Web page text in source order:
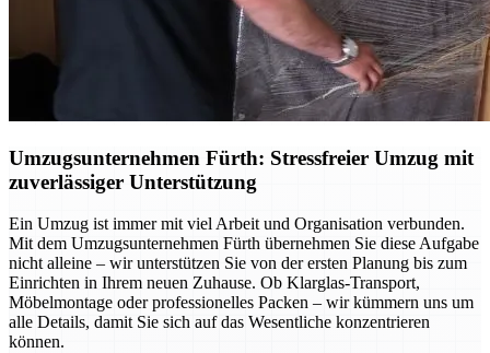
Umzugsunternehmen Fürth: Stressfreier Umzug mit
zuverlässiger Unterstützung
Ein Umzug ist immer mit viel Arbeit und Organisation verbunden.
Mit dem Umzugsunternehmen Fürth übernehmen Sie diese Aufgabe
nicht alleine – wir unterstützen Sie von der ersten Planung bis zum
Einrichten in Ihrem neuen Zuhause. Ob Klarglas-Transport,
Möbelmontage oder professionelles Packen – wir kümmern uns um
alle Details, damit Sie sich auf das Wesentliche konzentrieren
können.